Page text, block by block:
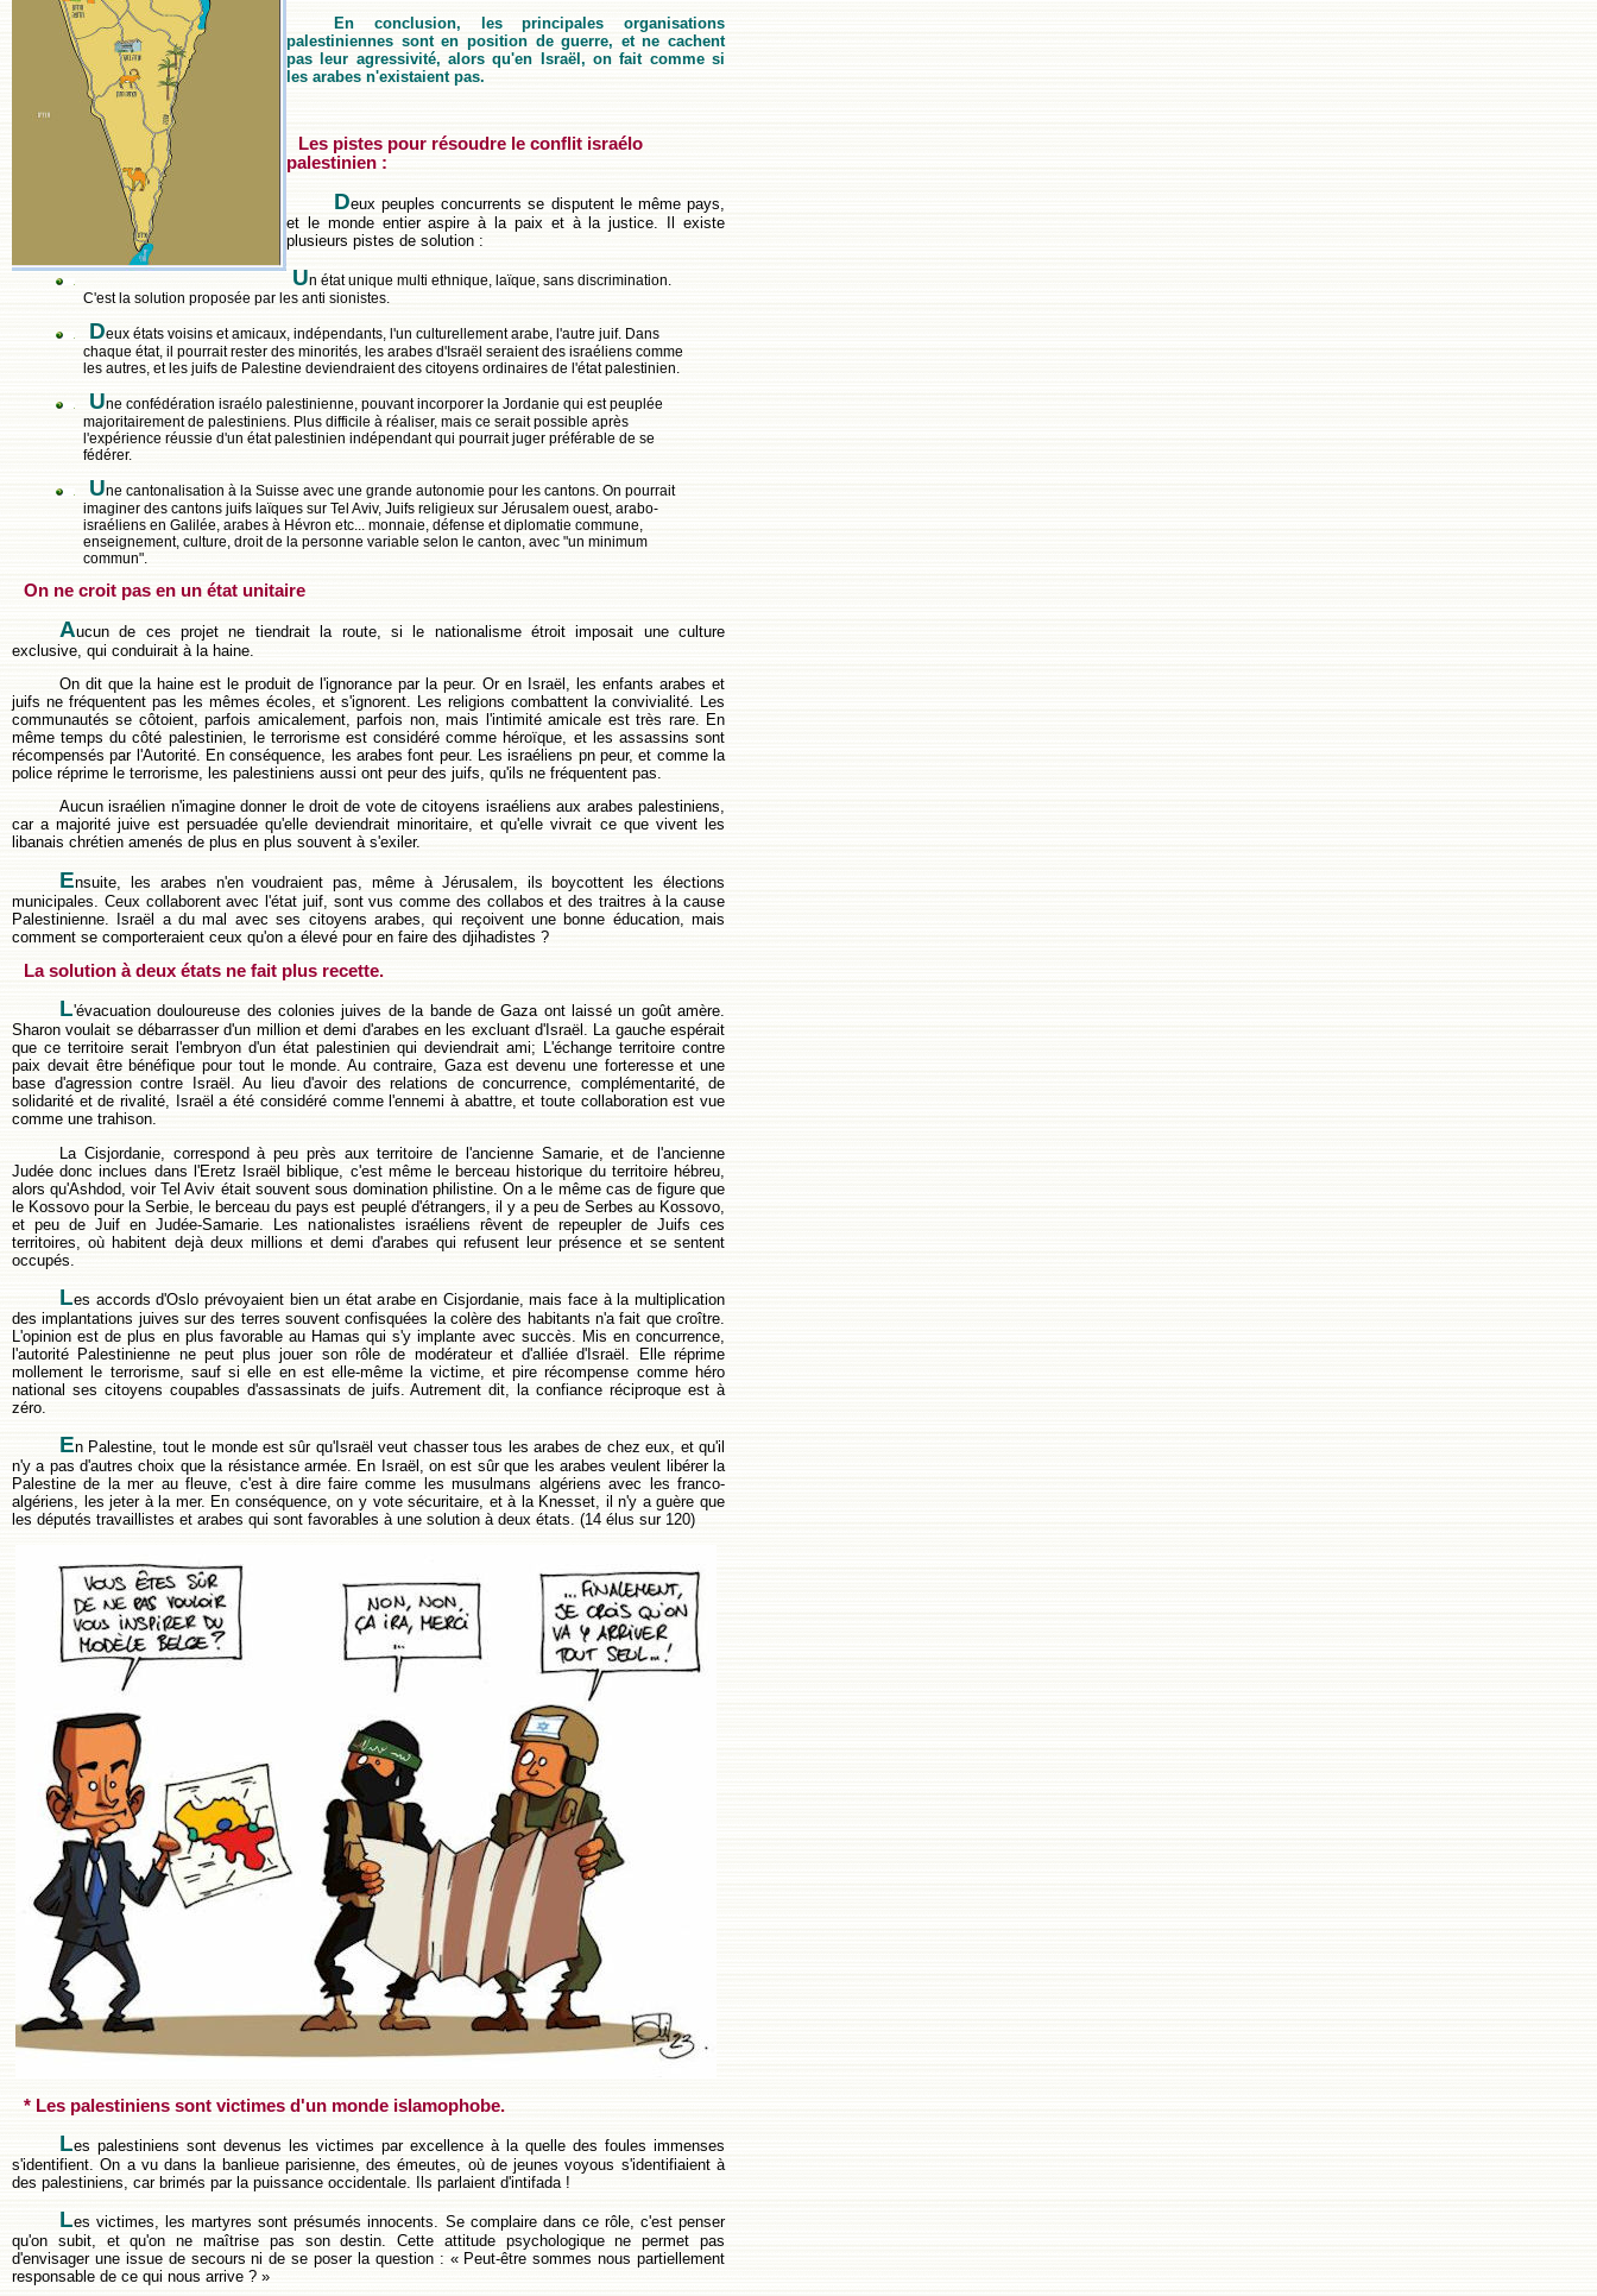
En conclusion, les principales organisations
palestiniennes sont en position de guerre, et ne cachent
pas leur agressivité, alors qu'en Israël, on fait comme si
les arabes n'existaient pas.
Les pistes pour résoudre le conflit israélo
palestinien :
Deux peuples concurrents se disputent le même pays,
et le monde entier aspire à la paix et à la justice. Il existe
plusieurs pistes de solution :
Un état unique multi ethnique, laïque, sans discrimination.
C'est la solution proposée par les anti sionistes.
Deux états voisins et amicaux, indépendants, l'un culturellement arabe, l'autre juif. Dans
chaque état, il pourrait rester des minorités, les arabes d'Israël seraient des israéliens comme
les autres, et les juifs de Palestine deviendraient des citoyens ordinaires de l'état palestinien.
Une confédération israélo palestinienne, pouvant incorporer la Jordanie qui est peuplée
majoritairement de palestiniens. Plus difficile à réaliser, mais ce serait possible après
l'expérience réussie d'un état palestinien indépendant qui pourrait juger préférable de se
fédérer.
Une cantonalisation à la Suisse avec une grande autonomie pour les cantons. On pourrait
imaginer des cantons juifs laïques sur Tel Aviv, Juifs religieux sur Jérusalem ouest, arabo-
israéliens en Galilée, arabes à Hévron etc... monnaie, défense et diplomatie commune,
enseignement, culture, droit de la personne variable selon le canton, avec "un minimum
commun".
On ne croit pas en un état unitaire
Aucun de ces projet ne tiendrait la route, si le nationalisme étroit imposait une culture
exclusive, qui conduirait à la haine.
On dit que la haine est le produit de l'ignorance par la peur. Or en Israël, les enfants arabes et
juifs ne fréquentent pas les mêmes écoles, et s'ignorent. Les religions combattent la convivialité. Les
communautés se côtoient, parfois amicalement, parfois non, mais l'intimité amicale est très rare. En
même temps du côté palestinien, le terrorisme est considéré comme héroïque, et les assassins sont
récompensés par l'Autorité. En conséquence, les arabes font peur. Les israéliens pn peur, et comme la
police réprime le terrorisme, les palestiniens aussi ont peur des juifs, qu'ils ne fréquentent pas.
Aucun israélien n'imagine donner le droit de vote de citoyens israéliens aux arabes palestiniens,
car a majorité juive est persuadée qu'elle deviendrait minoritaire, et qu'elle vivrait ce que vivent les
libanais chrétien amenés de plus en plus souvent à s'exiler.
Ensuite, les arabes n'en voudraient pas, même à Jérusalem, ils boycottent les élections
municipales. Ceux collaborent avec l'état juif, sont vus comme des collabos et des traitres à la cause
Palestinienne. Israël a du mal avec ses citoyens arabes, qui reçoivent une bonne éducation, mais
comment se comporteraient ceux qu'on a élevé pour en faire des djihadistes ?
La solution à deux états ne fait plus recette.
L'évacuation douloureuse des colonies juives de la bande de Gaza ont laissé un goût amère.
Sharon voulait se débarrasser d'un million et demi d'arabes en les excluant d'Israël. La gauche espérait
que ce territoire serait l'embryon d'un état palestinien qui deviendrait ami; L'échange territoire contre
paix devait être bénéfique pour tout le monde. Au contraire, Gaza est devenu une forteresse et une
base d'agression contre Israël. Au lieu d'avoir des relations de concurrence, complémentarité, de
solidarité et de rivalité, Israël a été considéré comme l'ennemi à abattre, et toute collaboration est vue
comme une trahison.
La Cisjordanie, correspond à peu près aux territoire de l'ancienne Samarie, et de l'ancienne
Judée donc inclues dans l'Eretz Israël biblique, c'est même le berceau historique du territoire hébreu,
alors qu'Ashdod, voir Tel Aviv était souvent sous domination philistine. On a le même cas de figure que
le Kossovo pour la Serbie, le berceau du pays est peuplé d'étrangers, il y a peu de Serbes au Kossovo,
et peu de Juif en Judée-Samarie. Les nationalistes israéliens rêvent de repeupler de Juifs ces
territoires, où habitent dejà deux millions et demi d'arabes qui refusent leur présence et se sentent
occupés.
Les accords d'Oslo prévoyaient bien un état arabe en Cisjordanie, mais face à la multiplication
des implantations juives sur des terres souvent confisquées la colère des habitants n'a fait que croître.
L'opinion est de plus en plus favorable au Hamas qui s'y implante avec succès. Mis en concurrence,
l'autorité Palestinienne ne peut plus jouer son rôle de modérateur et d'alliée d'Israël. Elle réprime
mollement le terrorisme, sauf si elle en est elle-même la victime, et pire récompense comme héro
national ses citoyens coupables d'assassinats de juifs. Autrement dit, la confiance réciproque est à
zéro.
En Palestine, tout le monde est sûr qu'Israël veut chasser tous les arabes de chez eux, et qu'il
n'y a pas d'autres choix que la résistance armée. En Israël, on est sûr que les arabes veulent libérer la
Palestine de la mer au fleuve, c'est à dire faire comme les musulmans algériens avec les franco-
algériens, les jeter à la mer. En conséquence, on y vote sécuritaire, et à la Knesset, il n'y a guère que
les députés travaillistes et arabes qui sont favorables à une solution à deux états. (14 élus sur 120)
* Les palestiniens sont victimes d'un monde islamophobe.
Les palestiniens sont devenus les victimes par excellence à la quelle des foules immenses
s'identifient. On a vu dans la banlieue parisienne, des émeutes, où de jeunes voyous s'identifiaient à
des palestiniens, car brimés par la puissance occidentale. Ils parlaient d'intifada !
Les victimes, les martyres sont présumés innocents. Se complaire dans ce rôle, c'est penser
qu'on subit, et qu'on ne maîtrise pas son destin. Cette attitude psychologique ne permet pas
d'envisager une issue de secours ni de se poser la question : « Peut-être sommes nous partiellement
responsable de ce qui nous arrive ? »